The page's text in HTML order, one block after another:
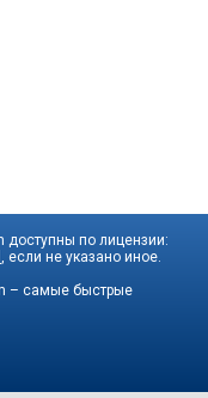
доступны по лицензии:
, если не указано иное.
– самые быстрые